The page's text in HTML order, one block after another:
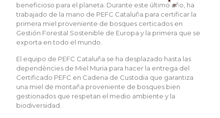
beneficioso para el planeta. Durante este último año, ha
trabajado de la mano de PEFC Cataluña para certificar la
primera miel proveniente de bosques certicados en
Gestión Forestal Sostenible de Europa y la primera que se
exporta en todo el mundo.
El equipo de PEFC Cataluña se ha desplazado hasta las
dependències de Miel Muria para hacer la entrega del
Certificado PEFC en Cadena de Custodia que garantiza
una miel de montaña proveniente de bosques bien
gestionados que respetan el medio ambiente y la
biodiversidad.